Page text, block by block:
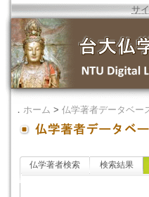
サ
． ホーム > 仏学著者データベー
仏学著者検索 検索結果